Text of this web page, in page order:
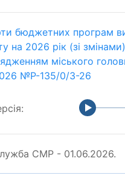
бюджетних програм
на 2026 рік (зі
міського
№Р-135/0/3-26
СМР - 01.06.2026.